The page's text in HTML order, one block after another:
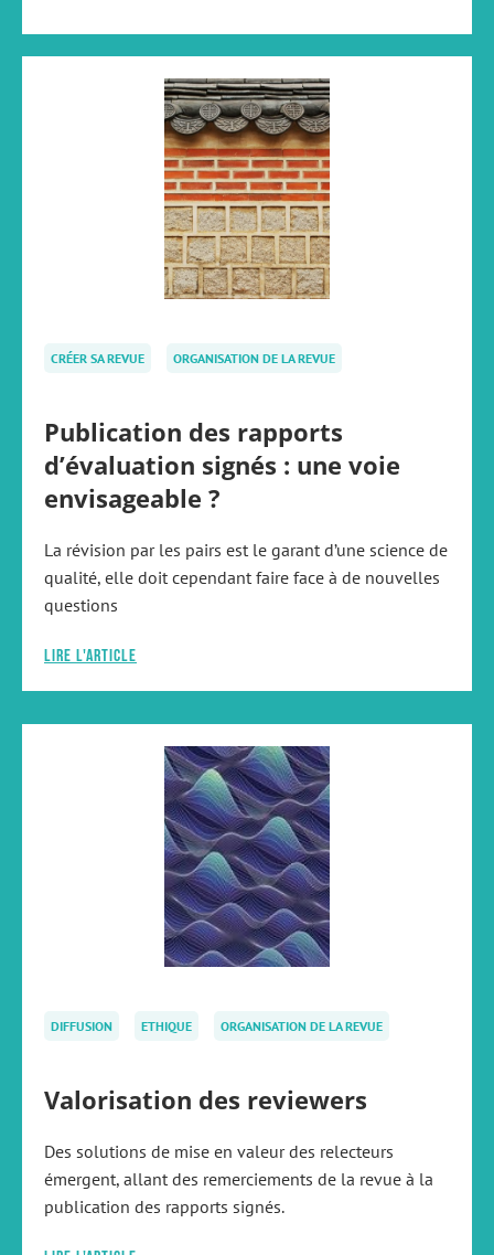
CRÉER SA REVUE ORGANISATION DE LA REVUE
Publication des rapports
d’évaluation signés : une voie
envisageable ?
La révision par les pairs est le garant d’une science de
qualité, elle doit cependant faire face à de nouvelles
questions
Lire l'article
DIFFUSION ETHIQUE ORGANISATION DE LA REVUE
Valorisation des reviewers
Des solutions de mise en valeur des relecteurs
émergent, allant des remerciements de la revue à la
publication des rapports signés.